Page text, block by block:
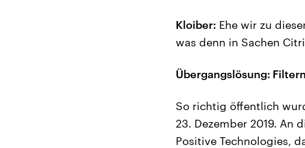
Kloiber: Ehe wir zu
was denn in Sachen
Übergangslösung:
So richtig öffentlich
23. Dezember 2019. An
Positive Technologies,